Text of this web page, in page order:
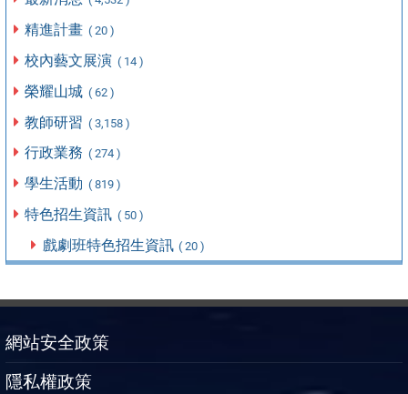
精進計畫 ( 20 )
校內藝文展演 ( 14 )
榮耀山城 ( 62 )
教師研習 ( 3,158 )
行政業務 ( 274 )
學生活動 ( 819 )
特色招生資訊 ( 50 )
戲劇班特色招生資訊 ( 20 )
網站安全政策
隱私權政策